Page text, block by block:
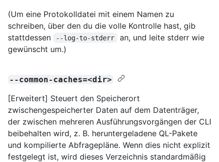
(Um eine Protokolldatei mit einem Namen zu
schreiben, über den du die volle Kontrolle hast, gib
stattdessen
--log-to-stderr
an, und leite stderr wie
gewünscht um.)
--common-caches=<dir>
[Erweitert] Steuert den Speicherort
zwischengespeicherter Daten auf dem Datenträger,
der zwischen mehreren Ausführungsvorgängen der CLI
beibehalten wird, z. B. heruntergeladene QL-Pakete
und kompilierte Abfragepläne. Wenn dies nicht explizit
festgelegt ist, wird dieses Verzeichnis standardmäßig